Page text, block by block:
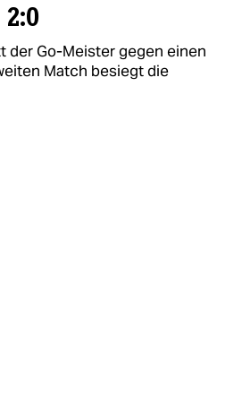
der Go-Meister gegen einen
Match besiegt die